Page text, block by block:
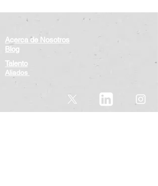
Acerca de Nosotros
Blog
Talento
Aliados